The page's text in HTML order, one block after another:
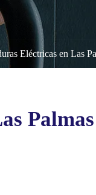
Eléctricas en Las